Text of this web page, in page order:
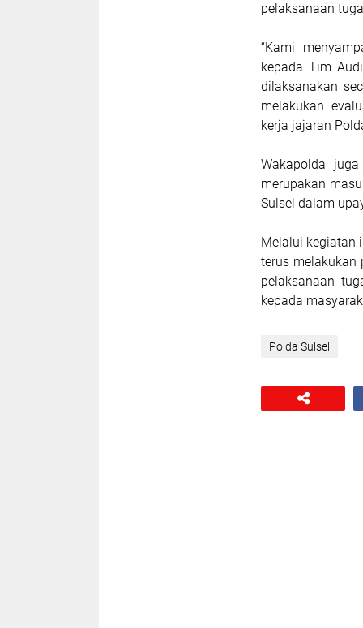
pelaksanaan
“Kami
kepada Tim
dilaksanakan
melakukan
kerja jajaran
Wakapolda
merupakan
Sulsel dalam
Melalui kegiatan
terus melakukan
pelaksanaan
kepada
Polda Sulsel